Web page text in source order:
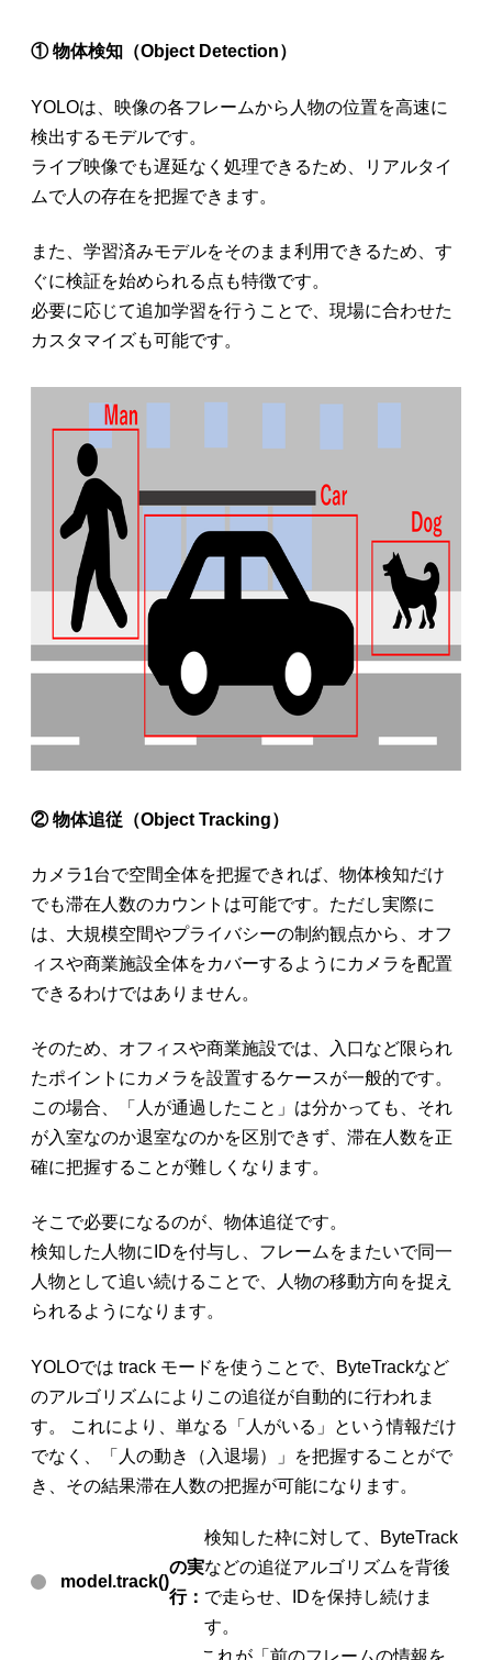
① 物体検知（Object Detection）
YOLOは、映像の各フレームから人物の位置を高速に
検出するモデルです。
ライブ映像でも遅延なく処理できるため、リアルタイ
ムで人の存在を把握できます。
また、学習済みモデルをそのまま利用できるため、す
ぐに検証を始められる点も特徴です。
必要に応じて追加学習を行うことで、現場に合わせた
カスタマイズも可能です。
② 物体追従（Object Tracking）
カメラ1台で空間全体を把握できれば、物体検知だけ
でも滞在人数のカウントは可能です。ただし実際に
は、大規模空間やプライバシーの制約観点から、オフ
ィスや商業施設全体をカバーするようにカメラを配置
できるわけではありません。
そのため、オフィスや商業施設では、入口など限られ
たポイントにカメラを設置するケースが一般的です。
この場合、「人が通過したこと」は分かっても、それ
が入室なのか退室なのかを区別できず、滞在人数を正
確に把握することが難しくなります。
そこで必要になるのが、物体追従です。
検知した人物にIDを付与し、フレームをまたいで同一
人物として追い続けることで、人物の移動方向を捉え
られるようになります。
YOLOでは track モードを使うことで、ByteTrackなど
のアルゴリズムによりこの追従が自動的に行われま
す。 これにより、単なる「人がいる」という情報だけ
でなく、「人の動き（入退場）」を把握することがで
き、その結果滞在人数の把握が可能になります。
model.track()
の実
行：
検知した枠に対して、ByteTrack
などの追従アルゴリズムを背後
で走らせ、IDを保持し続けま
す。
これが「前のフレームの情報を